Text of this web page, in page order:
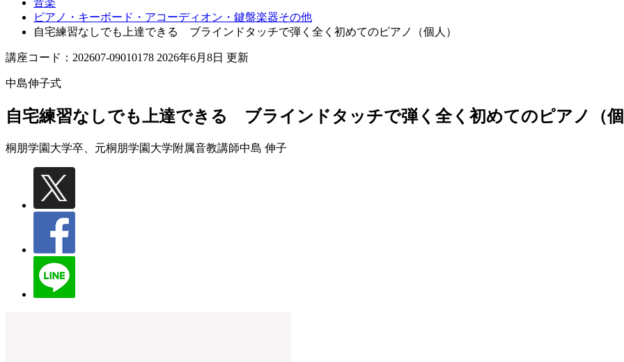
ピアノ・キーボード・アコーディオン・鍵盤楽器その他
自宅練習なしでも上達できる ブラインドタッチで弾く全く初めてのピアノ（個人）
講座コード：202607-09010178 2026年6月8日 更新
中島伸子式
自宅練習なしでも上達できる ブラインドタッチで弾く全く初めてのピアノ（
桐朋学園大学卒、元桐朋学園大学附属音教講師中島 伸子